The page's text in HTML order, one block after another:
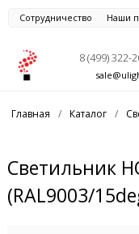
Сотрудничество Наши
8 (499) 322-
Главная / Каталог /
Светильник
(RAL9003/